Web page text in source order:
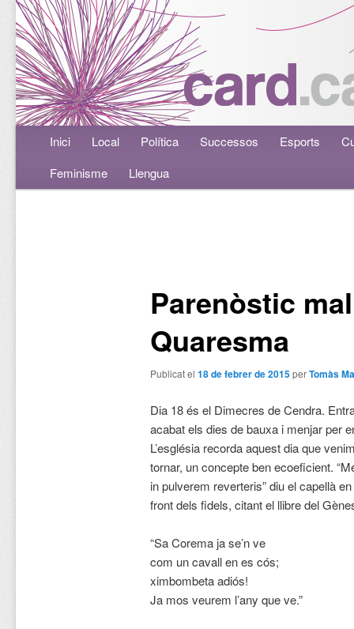
Menú principalAneu al contingut principal
Aneu al contingut secundari
Inici Local Política Successos Esports
Feminisme
Llengua
Parenòstic
Quaresma
Publicat el 18 de febrer de 2015perTomàs
Dia 18 és el Dimecres de Cendra.
acabat els dies de bauxa i menjar per
L’església recorda aquest dia que
tornar, un concepte ben ecoeficient.
in pulverem reverteris” diu el capellà
front dels fidels, citant el llibre del
“Sa Corema ja se’n ve
com un cavall en es cós;
ximbombeta adiós!
Ja mos veurem l’any que ve.”